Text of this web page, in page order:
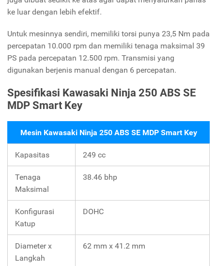
ke luar dengan lebih efektif.
Untuk mesinnya sendiri, memiliki torsi punya 23,5 Nm pada
percepatan 10.000 rpm dan memiliki tenaga maksimal 39
PS pada percepatan 12.500 rpm. Transmisi yang
digunakan berjenis manual dengan 6 percepatan.
Spesifikasi Kawasaki Ninja 250 ABS SE
MDP Smart Key
Mesin Kawasaki Ninja 250 ABS SE MDP Smart Key
Kapasitas 249 cc
Tenaga
Maksimal
38.46 bhp
Konfigurasi
Katup
DOHC
Diameter x
Langkah
62 mm x 41.2 mm